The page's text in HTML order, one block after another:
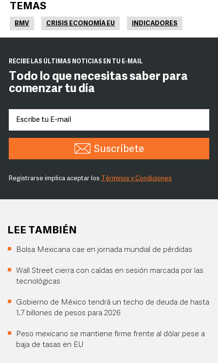
TEMAS
BMV CRISIS ECONOMÍA EU INDICADORES
RECIBE LAS ÚLTIMAS NOTICIAS EN TU E-MAIL
Todo lo que necesitas saber para
comenzar tu día
Suscríbete
Registrarse implica aceptar los Términos y Condiciones
LEE TAMBIÉN
Bolsa Mexicana cae en jornada mundial de pérdidas
Wall Street cierra con caídas en sesión marcada por las
tecnológicas
Gobierno de México tendrá un techo de deuda de hasta
1.7 billones de pesos para 2026
Peso mexicano se mantiene firme frente al dólar pese a
baja de tasas en EU